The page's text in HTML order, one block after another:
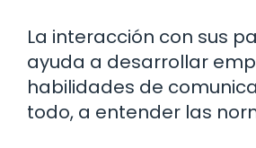
La interacción con sus
ayuda a desarrollar
habilidades de
todo, a entender las